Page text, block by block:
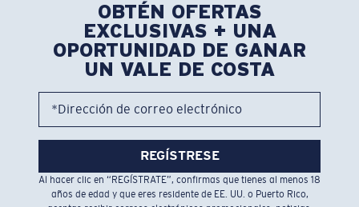
OBTÉN OFERTAS
EXCLUSIVAS + UNA
OPORTUNIDAD DE GANAR
UN VALE DE COSTA
*Dirección de correo electrónico
REGÍSTRESE
Al hacer clic en “REGÍSTRATE”, confirmas que tienes al menos 18
años de edad y que eres residente de EE. UU. o Puerto Rico,